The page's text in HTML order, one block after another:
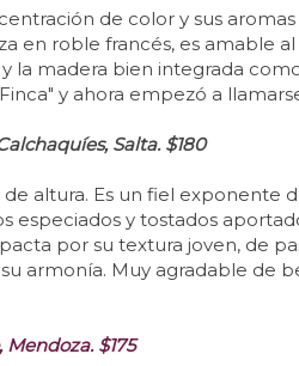
de color y sus
en roble francés, es amable
la madera bien integrada
y ahora empezó a
Salta. $180
altura. Es un fiel exponente
y tostados
por su textura joven, de
armonía. Muy agradable de
$175